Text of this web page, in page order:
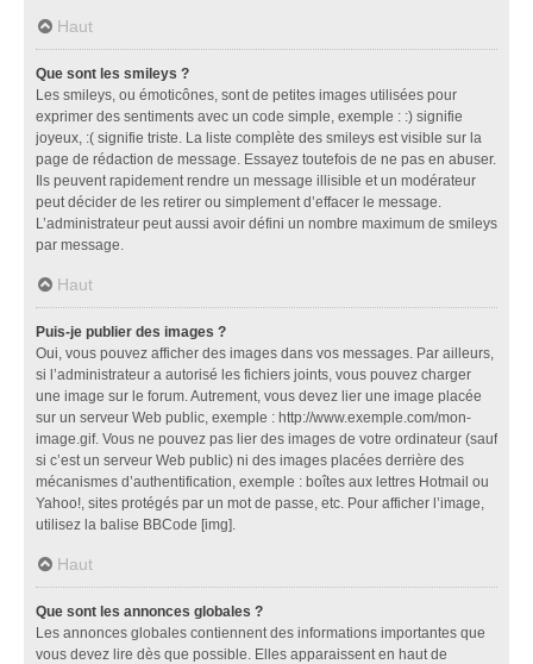
Haut
Que sont les smileys ?
Les smileys, ou émoticônes, sont de petites images utilisées pour
exprimer des sentiments avec un code simple, exemple : :) signifie
joyeux, :( signifie triste. La liste complète des smileys est visible sur la
page de rédaction de message. Essayez toutefois de ne pas en abuser.
Ils peuvent rapidement rendre un message illisible et un modérateur
peut décider de les retirer ou simplement d’effacer le message.
L’administrateur peut aussi avoir défini un nombre maximum de smileys
par message.
Haut
Puis-je publier des images ?
Oui, vous pouvez afficher des images dans vos messages. Par ailleurs,
si l’administrateur a autorisé les fichiers joints, vous pouvez charger
une image sur le forum. Autrement, vous devez lier une image placée
sur un serveur Web public, exemple : http://www.exemple.com/mon-
image.gif. Vous ne pouvez pas lier des images de votre ordinateur (sauf
si c’est un serveur Web public) ni des images placées derrière des
mécanismes d’authentification, exemple : boîtes aux lettres Hotmail ou
Yahoo!, sites protégés par un mot de passe, etc. Pour afficher l’image,
utilisez la balise BBCode [img].
Haut
Que sont les annonces globales ?
Les annonces globales contiennent des informations importantes que
vous devez lire dès que possible. Elles apparaissent en haut de